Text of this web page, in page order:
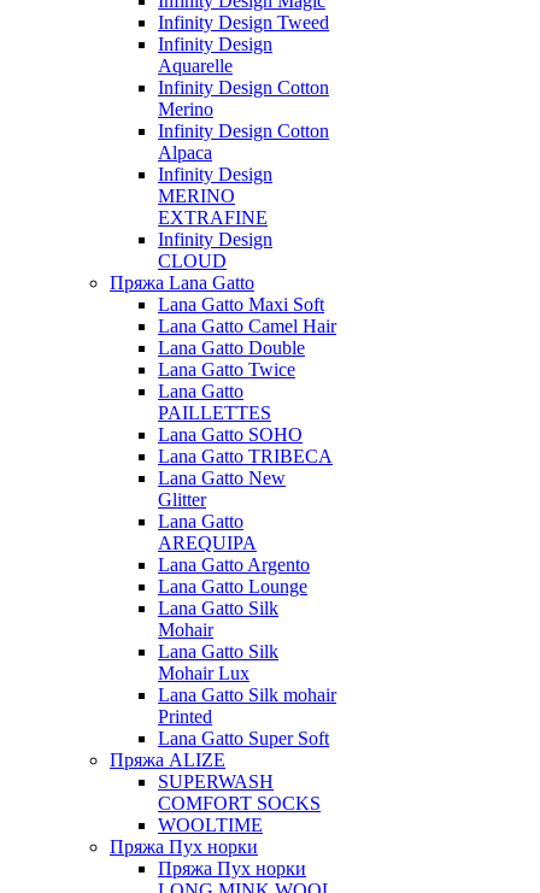
Infinity Design Tweed
Infinity Design
Aquarelle
Infinity Design Cotton
Merino
Infinity Design Cotton
Alpaca
Infinity Design
MERINO
EXTRAFINE
Infinity Design
CLOUD
Пряжа Lana Gatto
Lana Gatto Maxi Soft
Lana Gatto Camel Hair
Lana Gatto Double
Lana Gatto Twice
Lana Gatto
PAILLETTES
Lana Gatto SOHO
Lana Gatto TRIBECA
Lana Gatto New
Glitter
Lana Gatto
AREQUIPA
Lana Gatto Argento
Lana Gatto Lounge
Lana Gatto Silk
Mohair
Lana Gatto Silk
Mohair Lux
Lana Gatto Silk mohair
Printed
Lana Gatto Super Soft
Пряжа ALIZE
SUPERWASH
COMFORT SOCKS
WOOLTIME
Пряжа Пух норки
Пряжа Пух норки